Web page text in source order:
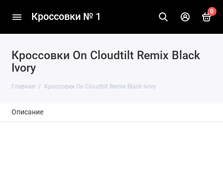
Кроссовки № 1 0
Кроссовки On Cloudtilt Remix Black
Ivory
Главная Кроссовки On Cloudtilt Remix Black Ivory
Описание